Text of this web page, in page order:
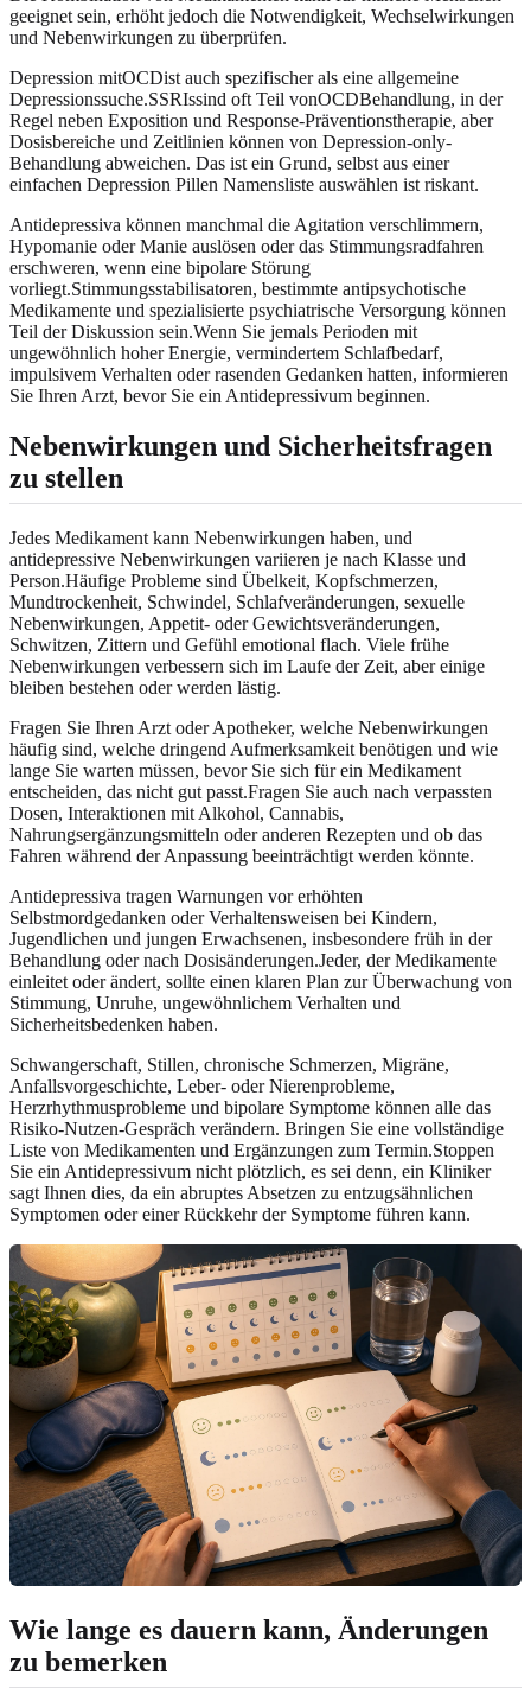
geeignet sein, erhöht jedoch die Notwendigkeit, Wechselwirkungen
und Nebenwirkungen zu überprüfen.
Depression mitOCDist auch spezifischer als eine allgemeine
Depressionssuche.SSRIssind oft Teil vonOCDBehandlung, in der
Regel neben Exposition und Response-Präventionstherapie, aber
Dosisbereiche und Zeitlinien können von Depression-only-
Behandlung abweichen. Das ist ein Grund, selbst aus einer
einfachen Depression Pillen Namensliste auswählen ist riskant.
Antidepressiva können manchmal die Agitation verschlimmern,
Hypomanie oder Manie auslösen oder das Stimmungsradfahren
erschweren, wenn eine bipolare Störung
vorliegt.Stimmungsstabilisatoren, bestimmte antipsychotische
Medikamente und spezialisierte psychiatrische Versorgung können
Teil der Diskussion sein.Wenn Sie jemals Perioden mit
ungewöhnlich hoher Energie, vermindertem Schlafbedarf,
impulsivem Verhalten oder rasenden Gedanken hatten, informieren
Sie Ihren Arzt, bevor Sie ein Antidepressivum beginnen.
Nebenwirkungen und Sicherheitsfragen
zu stellen
Jedes Medikament kann Nebenwirkungen haben, und
antidepressive Nebenwirkungen variieren je nach Klasse und
Person.Häufige Probleme sind Übelkeit, Kopfschmerzen,
Mundtrockenheit, Schwindel, Schlafveränderungen, sexuelle
Nebenwirkungen, Appetit- oder Gewichtsveränderungen,
Schwitzen, Zittern und Gefühl emotional flach. Viele frühe
Nebenwirkungen verbessern sich im Laufe der Zeit, aber einige
bleiben bestehen oder werden lästig.
Fragen Sie Ihren Arzt oder Apotheker, welche Nebenwirkungen
häufig sind, welche dringend Aufmerksamkeit benötigen und wie
lange Sie warten müssen, bevor Sie sich für ein Medikament
entscheiden, das nicht gut passt.Fragen Sie auch nach verpassten
Dosen, Interaktionen mit Alkohol, Cannabis,
Nahrungsergänzungsmitteln oder anderen Rezepten und ob das
Fahren während der Anpassung beeinträchtigt werden könnte.
Antidepressiva tragen Warnungen vor erhöhten
Selbstmordgedanken oder Verhaltensweisen bei Kindern,
Jugendlichen und jungen Erwachsenen, insbesondere früh in der
Behandlung oder nach Dosisänderungen.Jeder, der Medikamente
einleitet oder ändert, sollte einen klaren Plan zur Überwachung von
Stimmung, Unruhe, ungewöhnlichem Verhalten und
Sicherheitsbedenken haben.
Schwangerschaft, Stillen, chronische Schmerzen, Migräne,
Anfallsvorgeschichte, Leber- oder Nierenprobleme,
Herzrhythmusprobleme und bipolare Symptome können alle das
Risiko-Nutzen-Gespräch verändern. Bringen Sie eine vollständige
Liste von Medikamenten und Ergänzungen zum Termin.Stoppen
Sie ein Antidepressivum nicht plötzlich, es sei denn, ein Kliniker
sagt Ihnen dies, da ein abruptes Absetzen zu entzugsähnlichen
Symptomen oder einer Rückkehr der Symptome führen kann.
Wie lange es dauern kann, Änderungen
zu bemerken